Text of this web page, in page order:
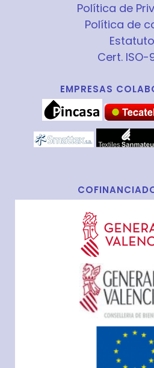
Política de
Política de
Cert. ISO-
EMPRESAS